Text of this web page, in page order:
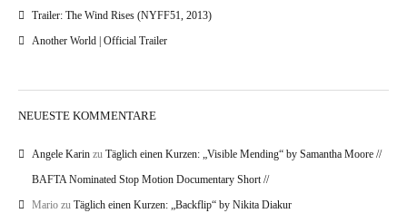
Trailer: The Wind Rises (NYFF51, 2013)
Another World | Official Trailer
NEUESTE KOMMENTARE
Angele Karin zu Täglich einen Kurzen: „Visible Mending“ by Samantha Moore //
BAFTA Nominated Stop Motion Documentary Short //
Mario zu Täglich einen Kurzen: „Backflip“ by Nikita Diakur